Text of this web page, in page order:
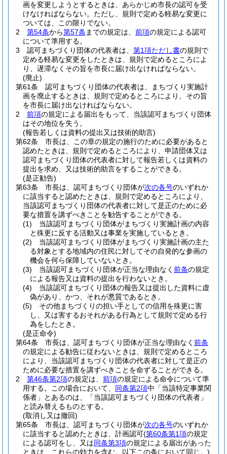
画を変更しようとするときは、あらかじめ市長の認可を受
けなければならない。 ただし、規則で定める軽易な変更に
ついては、この限りでない。
2
第54条から第57条 までの規定は、 前項の規定による認可
について準用する。
3
認可まちづくり団体の代表者は、 第1項ただし書の規則で
定める軽易な変更をしたときは、規則で定めるところによ
り、遅滞なくその旨を市長に届け出なければならない。
(廃止)
第61条
認可まちづくり団体の代表者は、まちづくり実施計
画を廃止するときは、規則で定めるところにより、その旨
を市長に届け出なければならない。
2
前項の規定による届出をもって、当該認可まちづくり団体
はその地位を失う。
(報告若しくは資料の提出又は技術的助言)
第62条
市長は、この章の規定の施行のために必要があると
認めたときは、規則で定めるところにより、申請団体又は
認可まちづくり団体の代表者に対して報告若しくは資料の
提出を求め、又は技術的助言をすることができる。
(是正勧告)
第63条
市長は、認可まちづくり団体が次の各号のいずれか
に該当すると認めたときは、規則で定めるところにより、
当該認可まちづくり団体の代表者に対して是正のために必
要な措置を講ずべきことを勧告することができる。
(1)
当該認可まちづくり団体がまちづくり実施計画の内容
と殊更に反する活動又は事業を実施しているとき。
(2)
当該認可まちづくり団体がまちづくり実施計画の主た
る対象とする地域内の住民に対してその自発的な参画の
機会を何ら保障していないとき。
(3)
当該認可まちづくり団体が正当な理由なく 前条の規定
による報告又は資料の提出を行わないとき。
(4)
当該認可まちづくり団体の報告又は提出した資料に虚
偽があり、かつ、それが悪質であるとき。
(5)
その他まちづくりの担い手としての信用を殊更に害
し、又は害するおそれがある行為として規則で定める行
為をしたとき。
(是正命令)
第64条
市長は、認可まちづくり団体が正当な理由なく 前条
の規定による勧告に従わないときは、規則で定めるところ
により、当該認可まちづくり団体の代表者に対して是正の
ために必要な措置を講ずべきことを命ずることができる。
2
第46条第2項の規定は、 前項の規定による命令について準
用する。
この場合において、 同条第2項中「当該特定事業関
係者」とあるのは、「当該認可まちづくり団体の代表者」
と読み替えるものとする。
(取消し又は撤回)
第65条
市長は、認可まちづくり団体が次の各号のいずれか
に該当すると認めたときは、計画認可(第60条第1項の規定
による認可をし、又は同条第3項の規定による届出があった
ときは、これらの効力を含む。以下この条において同じ。)